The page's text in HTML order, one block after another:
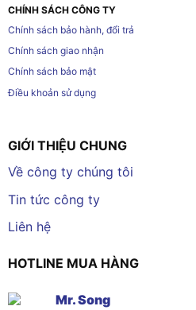
CHÍNH SÁCH CÔNG TY
Chính sách bảo hành, đổi trả
Chính sách giao nhận
Chính sách bảo mật
Điều khoản sử dụng
GIỚI THIỆU CHUNG
Về công ty chúng tôi
Tin tức công ty
Liên hệ
HOTLINE MUA HÀNG
Mr. Song